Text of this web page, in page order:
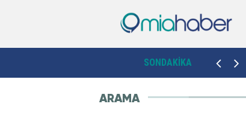
SONDAKİKA
Ordu'da yerli ve milli ikaz sistemi ağustosta
ARAMA